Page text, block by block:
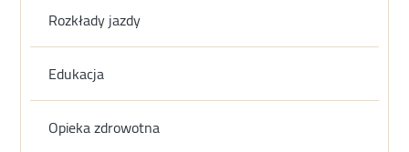
Rozkłady jazdy
Edukacja
Opieka zdrowotna